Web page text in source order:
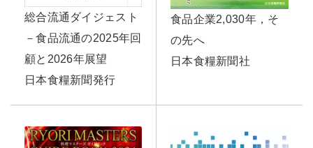
総合流通ダイジェスト
－食品流通の2025年回
顧と2026年展望
日本食糧新聞発行
食品企業2,030年，そ
の先へ
日本食糧新聞社